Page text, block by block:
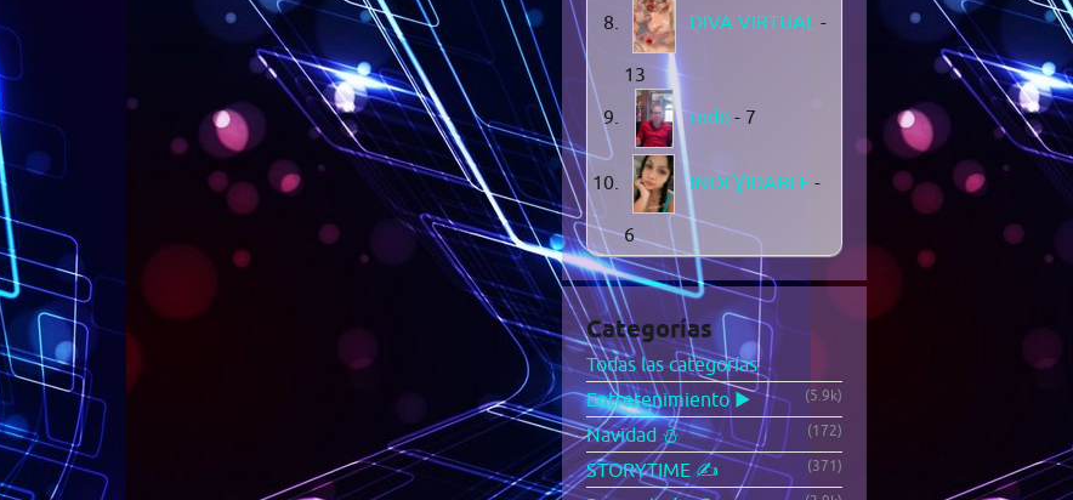
DIVA VIRTUAL -
13
rudo - 7
INOLƔIDABLE -
6
Categorías
Todas las categorías
Entretenimiento ▶️
(5.9k)
Navidad ⛄ (172)
STORYTIME ✍️ (371)